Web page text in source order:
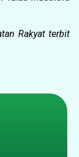
Rakyat terbit